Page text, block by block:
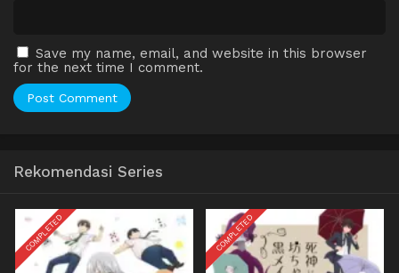
Save my name, email, and website in this browser
for the next time I comment.
Rekomendasi Series
COMPLETED COMPLETED